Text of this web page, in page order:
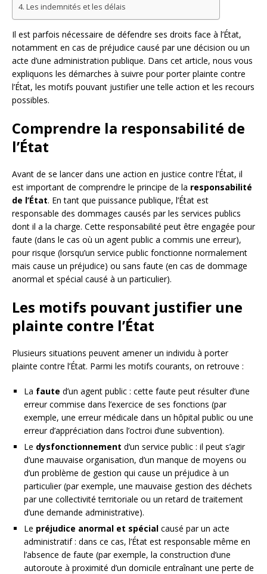
Les indemnités et les délais
Il est parfois nécessaire de défendre ses droits face à l’État,
notamment en cas de préjudice causé par une décision ou un
acte d’une administration publique. Dans cet article, nous vous
expliquons les démarches à suivre pour porter plainte contre
l’État, les motifs pouvant justifier une telle action et les recours
possibles.
Comprendre la responsabilité de
l’État
Avant de se lancer dans une action en justice contre l’État, il
est important de comprendre le principe de la responsabilité
de l’État. En tant que puissance publique, l’État est
responsable des dommages causés par les services publics
dont il a la charge. Cette responsabilité peut être engagée pour
faute (dans le cas où un agent public a commis une erreur),
pour risque (lorsqu’un service public fonctionne normalement
mais cause un préjudice) ou sans faute (en cas de dommage
anormal et spécial causé à un particulier).
Les motifs pouvant justifier une
plainte contre l’État
Plusieurs situations peuvent amener un individu à porter
plainte contre l’État. Parmi les motifs courants, on retrouve :
La faute d’un agent public : cette faute peut résulter d’une
erreur commise dans l’exercice de ses fonctions (par
exemple, une erreur médicale dans un hôpital public ou une
erreur d’appréciation dans l’octroi d’une subvention).
Le dysfonctionnement d’un service public : il peut s’agir
d’une mauvaise organisation, d’un manque de moyens ou
d’un problème de gestion qui cause un préjudice à un
particulier (par exemple, une mauvaise gestion des déchets
par une collectivité territoriale ou un retard de traitement
d’une demande administrative).
Le préjudice anormal et spécial causé par un acte
administratif : dans ce cas, l’État est responsable même en
l’absence de faute (par exemple, la construction d’une
autoroute à proximité d’un domicile entraînant une perte de